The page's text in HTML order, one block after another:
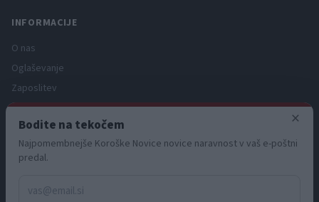
INFORMACIJE
O nas
Oglaševanje
Zaposlitev
Pravno obvestilo
Zasebnost in piškotki
Storitve
Pogoji uporabe
×
Bodite na tekočem
Najpomembnejše Koroške Novice novice naravnost v vaš e-poštni
predal.